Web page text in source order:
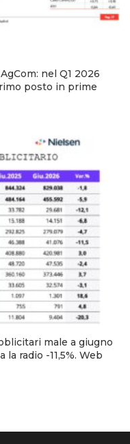
nel Q1 2026
posto in prime
male a giugno
la radio -11,5%. Web